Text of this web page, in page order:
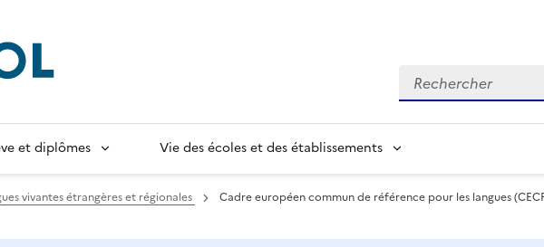
Rechercher
et diplômes Vie des écoles et des établissements
vivantes étrangères et régionales Cadre européen commun de référence pour les langues